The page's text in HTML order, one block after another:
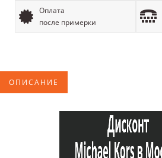
Оплата
после примерки
ОПИСАНИЕ